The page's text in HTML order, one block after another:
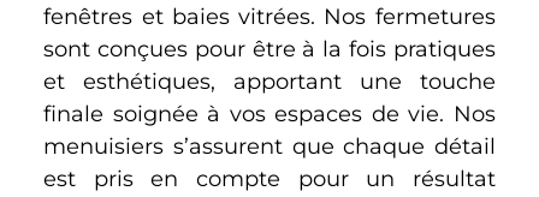
fenêtres et baies vitrées. Nos fermetures
sont conçues pour être à la fois pratiques
et esthétiques, apportant une touche
finale soignée à vos espaces de vie. Nos
menuisiers s’assurent que chaque détail
est pris en compte pour un résultat